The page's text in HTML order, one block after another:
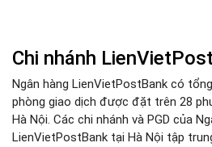
Chi nhánh
Ngân hàng LienVietPostBank có
phòng giao dịch được đặt trên 28
Hà Nội. Các chi nhánh và PGD của
LienVietPostBank tại Hà Nội tập